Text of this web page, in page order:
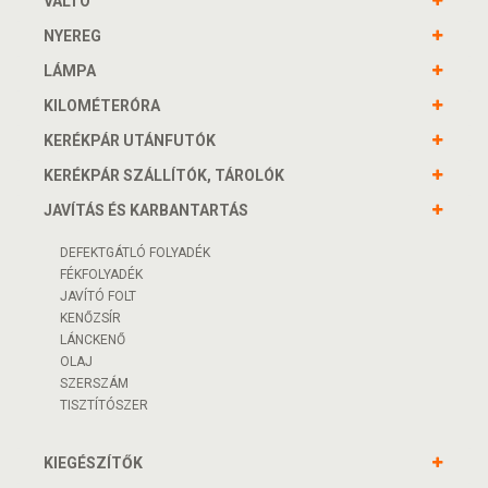
NYEREG
LÁMPA
KILOMÉTERÓRA
KERÉKPÁR UTÁNFUTÓK
KERÉKPÁR SZÁLLÍTÓK, TÁROLÓK
JAVÍTÁS ÉS KARBANTARTÁS
DEFEKTGÁTLÓ FOLYADÉK
FÉKFOLYADÉK
JAVÍTÓ FOLT
KENŐZSÍR
LÁNCKENŐ
OLAJ
SZERSZÁM
TISZTÍTÓSZER
KIEGÉSZÍTŐK